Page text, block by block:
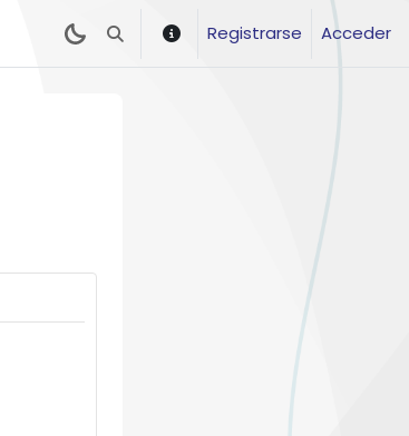
Selector de búsqueda de entrada
Registrarse Acceder